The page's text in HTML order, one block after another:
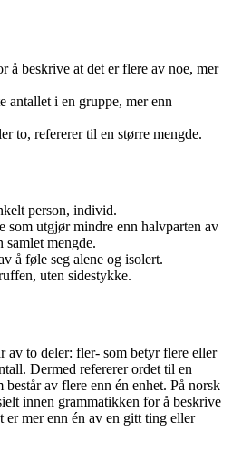
å beskrive at det er flere av noe, mer
antallet i en gruppe, mer enn
to, refererer til en større mengde.
person, individ.
som utgjør mindre enn halvparten av
mengde.
å føle seg alene og isolert.
uten sidestykke.
av to deler: fler- som betyr flere eller
Dermed refererer ordet til en
av flere enn én enhet. På norsk
innen grammatikken for å beskrive
er mer enn én av en gitt ting eller